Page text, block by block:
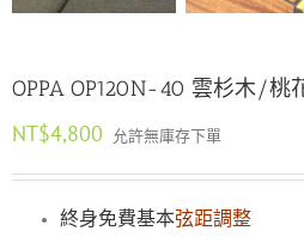
OPPA OP120N-40 雲杉木/桃
NT$4,800 允許無庫存下單
終身免費基本弦距調整